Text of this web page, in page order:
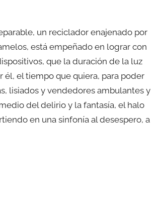
un reciclador enajenado por
está empeñado en lograr con
que la duración de la luz
el tiempo que quiera, para poder
lisiados y vendedores ambulantes y
del delirio y la fantasía, el halo
en una sinfonía al desespero, a